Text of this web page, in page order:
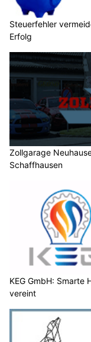
Steuerfehler
Erfolg
Zollgarage
Schaffhausen
KEG GmbH: Smarte
vereint